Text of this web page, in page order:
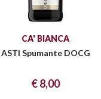
CA' BIANCA
ASTI Spumante DOCG
€ 8,00